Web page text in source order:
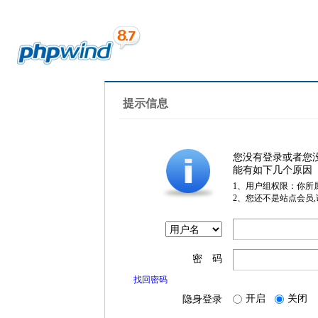
提示信息
您没有登录或者您
能有如下几个原因
1、用户组权限：你所
2、您还不是站点会员
密 码
找回密码
隐身登录 开启 关闭